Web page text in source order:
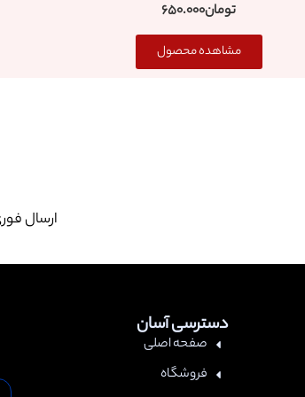
تومان650.000
مشاهده محصول
ارسال
دسترسی آسان
صفحه اصلی
فروشگاه